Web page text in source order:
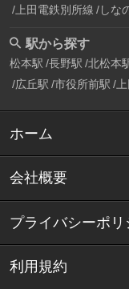
上田電鉄別所線 しな
駅から探す
松本駅 長野駅 北松本
広丘駅 市役所前駅 上
ホーム
会社概要
プライバシーポリ
利用規約